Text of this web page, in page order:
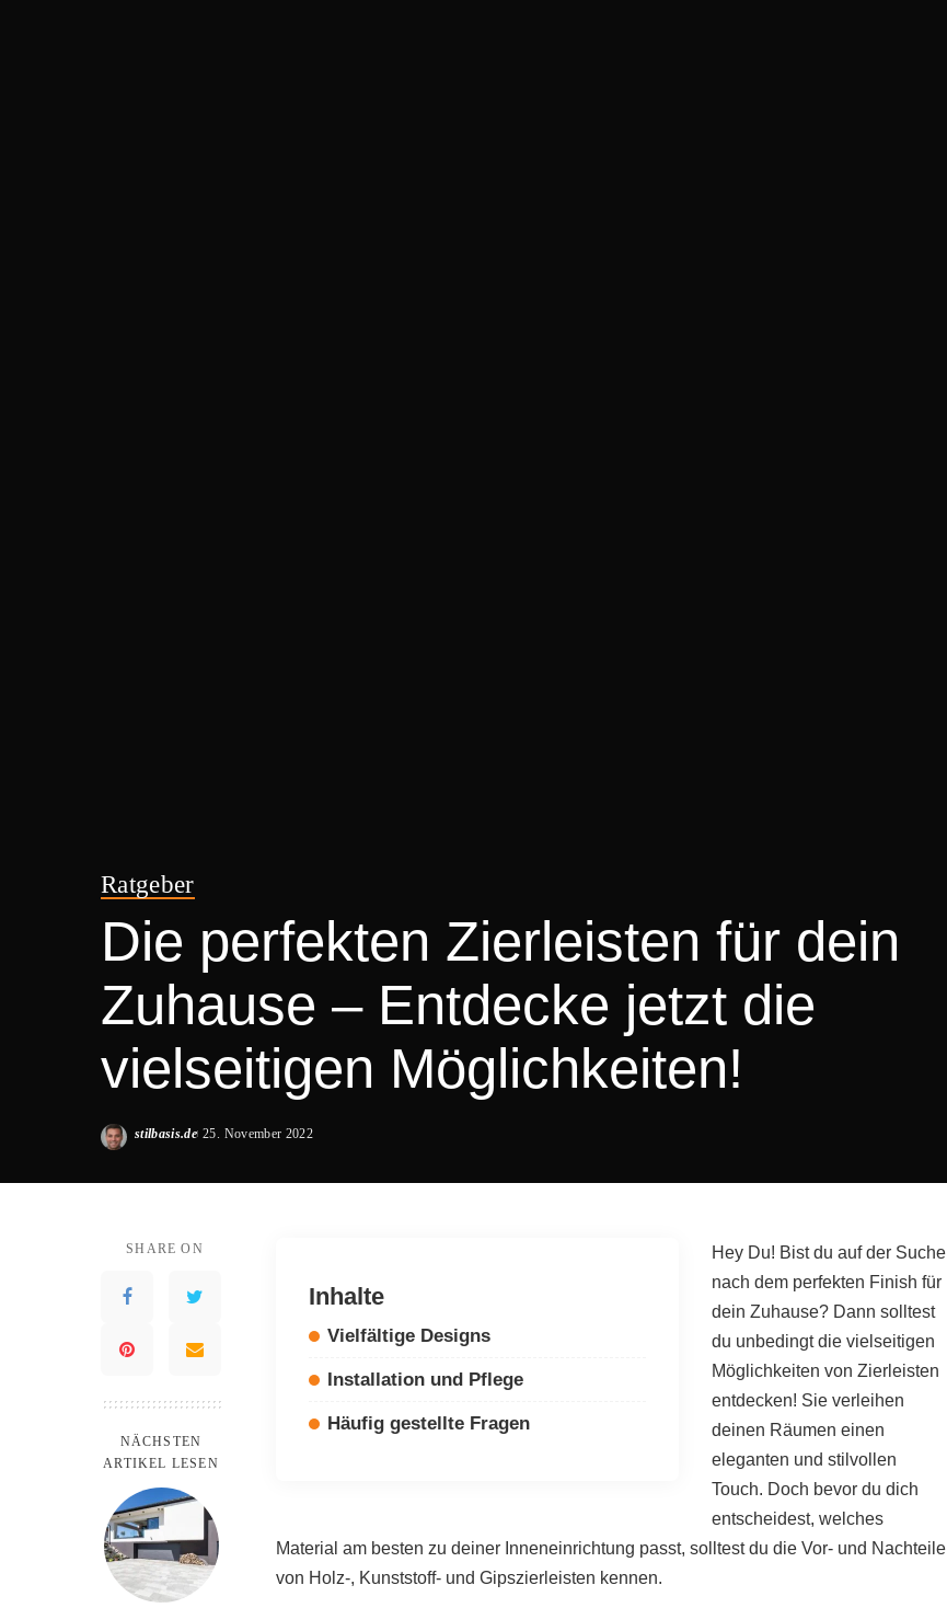
Ratgeber
Die perfekten Zierleisten für dein
Zuhause – Entdecke jetzt die
vielseitigen Möglichkeiten!
Posted
stilbasis.de 25. November 2022
SHARE ON
NÄCHSTEN
ARTIKEL LESEN
Inhalte
Vielfältige Designs
Installation und Pflege
Häufig gestellte Fragen
Hey Du! Bist du auf der Suche
nach dem perfekten Finish für
dein Zuhause? Dann solltest
du unbedingt die vielseitigen
Möglichkeiten von Zierleisten
entdecken! Sie verleihen
deinen Räumen einen
eleganten und stilvollen
Touch. Doch bevor du dich
entscheidest, welches
Material am besten zu deiner Inneneinrichtung passt, solltest du die Vor- und Nachteile
von Holz-, Kunststoff- und Gipszierleisten kennen.